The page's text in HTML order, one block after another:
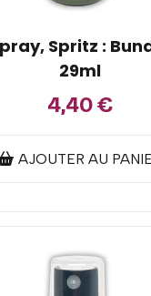
Spritz :
29ml
4,40€
AJOUTER AU